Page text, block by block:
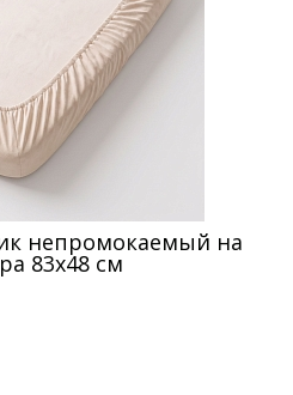
непромокаемый на
83х48 см